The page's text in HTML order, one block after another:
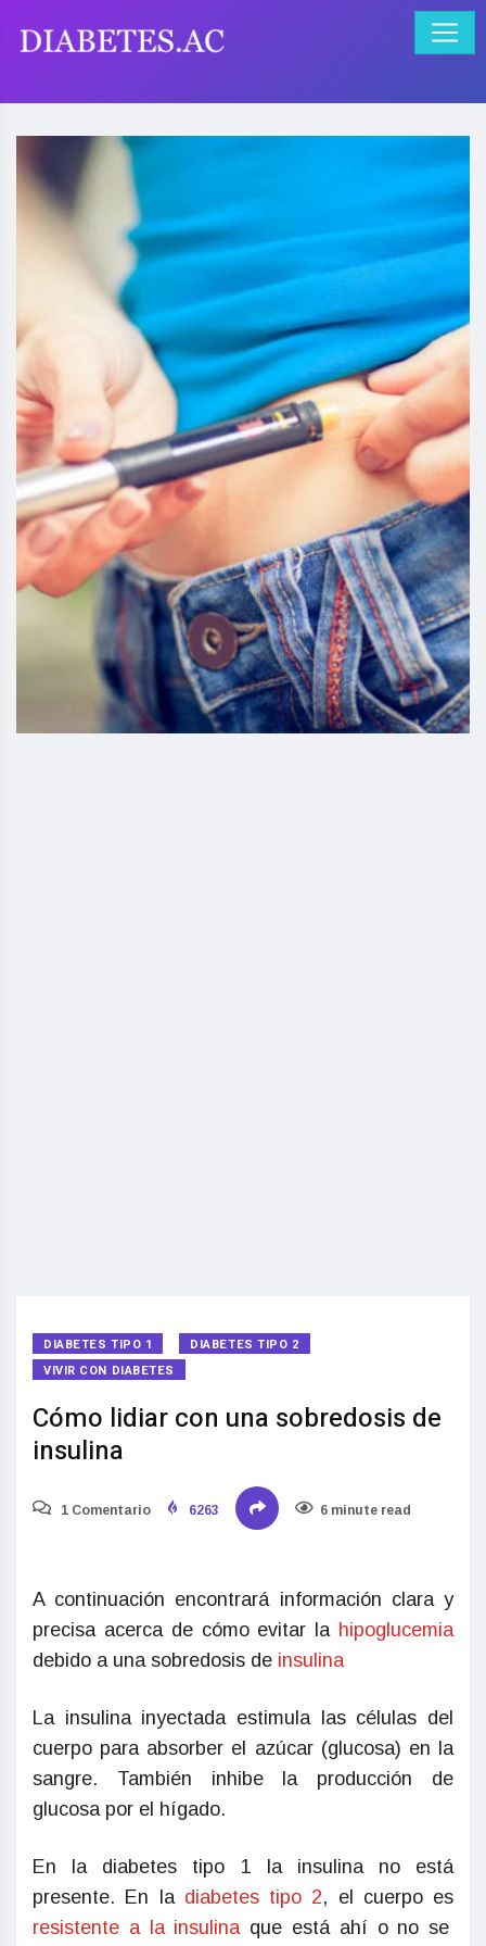
DIABETES TIPO 1
DIABETES TIPO 2
VIVIR CON DIABETES
Cómo lidiar con una sobredosis de
insulina
1 Comentario 6263 6 minute read
A continuación encontrará información clara y
precisa acerca de cómo evitar la hipoglucemia
debido a una sobredosis de insulina
La insulina inyectada estimula las células del
cuerpo para absorber el azúcar (glucosa) en la
sangre. También inhibe la producción de
glucosa por el hígado.
En la diabetes tipo 1 la insulina no está
presente. En la diabetes tipo 2, el cuerpo es
resistente a la insulinaque está ahí o no se